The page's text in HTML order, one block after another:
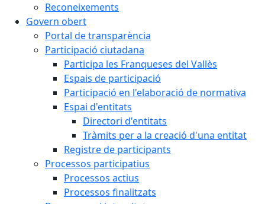
Reconeixements
Govern obert
Portal de transparència
Participació ciutadana
Participa les Franqueses del Vallès
Espais de participació
Participació en l'elaboració de normativa
Espai d'entitats
Directori d'entitats
Tràmits per a la creació d'una entitat
Registre de participants
Processos participatius
Processos actius
Processos finalitzats